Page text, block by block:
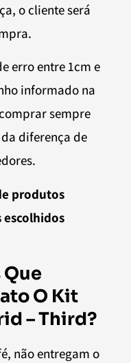
o cliente será
erro entre 1cm e
informado na
sempre
diferença de
produtos
escolhidos
Que
O Kit
– Third?
não entregam o